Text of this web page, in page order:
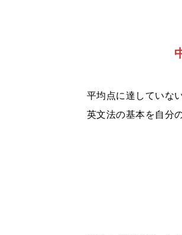
平均点に達していな
英文法の基本を自分